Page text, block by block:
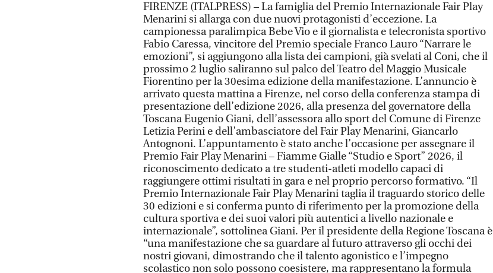
FIRENZE (ITALPRESS) – La famiglia del Premio Internazionale Fair Play
Menarini si allarga con due nuovi protagonisti d’eccezione. La
campionessa paralimpica Bebe Vio e il giornalista e telecronista sportivo
Fabio Caressa, vincitore del Premio speciale Franco Lauro “Narrare le
emozioni”, si aggiungono alla lista dei campioni, già svelati al Coni, che il
prossimo 2 luglio saliranno sul palco del Teatro del Maggio Musicale
Fiorentino per la 30esima edizione della manifestazione. L’annuncio è
arrivato questa mattina a Firenze, nel corso della conferenza stampa di
presentazione dell’edizione 2026, alla presenza del governatore della
Toscana Eugenio Giani, dell’assessora allo sport del Comune di Firenze
Letizia Perini e dell’ambasciatore del Fair Play Menarini, Giancarlo
Antognoni. L’appuntamento è stato anche l’occasione per assegnare il
Premio Fair Play Menarini – Fiamme Gialle “Studio e Sport” 2026, il
riconoscimento dedicato a tre studenti-atleti modello capaci di
raggiungere ottimi risultati in gara e nel proprio percorso formativo. “Il
Premio Internazionale Fair Play Menarini taglia il traguardo storico delle
30 edizioni e si conferma punto di riferimento per la promozione della
cultura sportiva e dei suoi valori più autentici a livello nazionale e
internazionale”, sottolinea Giani. Per il presidente della Regione Toscana è
“una manifestazione che sa guardare al futuro attraverso gli occhi dei
nostri giovani, dimostrando che il talento agonistico e l’impegno
scolastico non solo possono coesistere, ma rappresentano la formula